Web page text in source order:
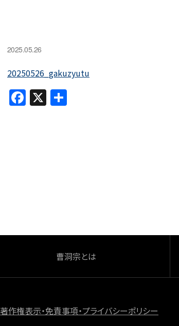
2025.05.26
20250526_gakuzyutu
F
a
X
曹洞宗とは
著作権表示・免責事項・プライバシーポリシー